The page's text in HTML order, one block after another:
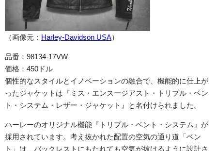
（画像元： Harley-Davidson USA ）
品番：98134-17VW
価格：450ドル
個性的なスタイルとイノベーションの融合で、機能的に仕上が
ったジャケットは『ミス・エンスージアスト・トリプル・ベン
ト・システム・レザー・ジャケット』と名付けられました。
ハーレーのオリジナル機能『トリプル・ベント・システム』が
採用されています。考え抜かれた配置の空気の通り道「ベン
ト」は、バックレストにもたれても空気が抜けるように設計さ